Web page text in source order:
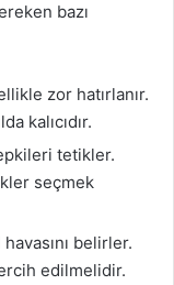
bazı
zor hatırlanır.
kalıcıdır.
tetikler.
seçmek
belirler.
edilmelidir.